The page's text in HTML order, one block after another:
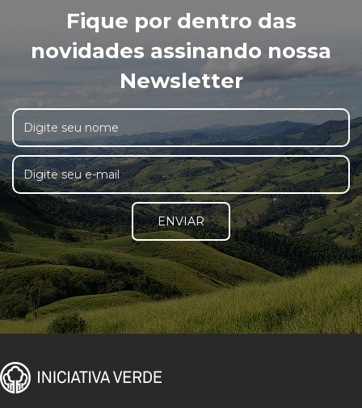
Fique por dentro das
novidades assinando nossa
Newsletter
ENVIAR